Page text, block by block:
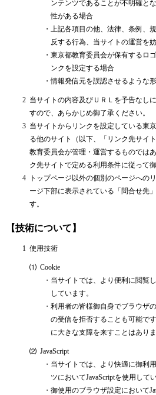
ンテンツであることが不明確と
性がある場合
・
上記各項目の他、法律、条例、
反する行為、当サイトの運営を
・ 東京都教育委員会が保有するロ
ンクを設定する場合
・情報発信元を誤認させるような
2 当サイトの内容及びＵＲＬを予告なし
すので、あらかじめ御了承ください。
3 当サイトからリンクを設定している東
る他のサイト（以下、「リンク先サイ
教育委員会が管理・運営するものでは
ク先サイトで定める利用条件に従って御
4
トップページ以外の個別のページへの
ージ下部に表示されている「問合せ先
す。
【技術について】
1 使用技術
⑴ Cookie
・ 当サイトでは、より便利に閲覧
しています。
・ 利用者の皆様御自身でブラウザ
の受信を拒否することも可能で
に大きな支障を来すことはありま
⑵ JavaScript
・ 当サイトでは、より快適に御利
ツにおいてJavaScriptを使用してい
・ 御使用のブラウザ設定において